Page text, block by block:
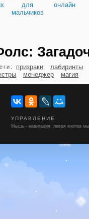
для
мальчиков
онлайн
призраки лабиринты
менеджер магия
УПРАВЛЕНИЕ
Мышь - навигация, левая кнопка